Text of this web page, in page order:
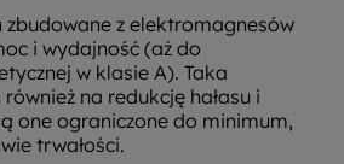
z elektromagnesów
i wydajność (aż do
w klasie A). Taka
na redukcję hałasu i
one ograniczone do minimum,
trwałości.